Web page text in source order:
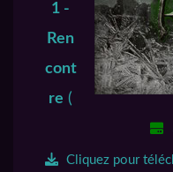
1 -
Ren
cont
re (
Cliquez pour